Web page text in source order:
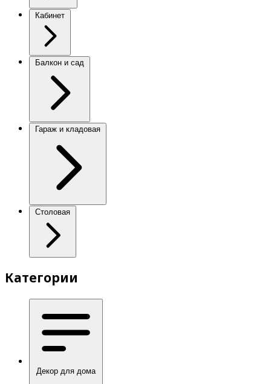
Кабинет
Балкон и сад
Гараж и кладовая
Столовая
Категории
Декор для дома